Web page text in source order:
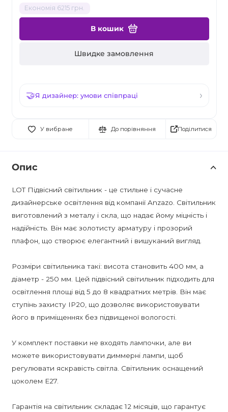
Економія 6215 грн.
В кошик
Швидке замовлення
Я дизайнер: умови співпраці
У вибране До порівняння Поділитися
Опис
LOT Підвісний світильник - це стильне і сучасне
дизайнерське освітлення від компанії Anzazo. Світильник
виготовлений з металу і скла, що надає йому міцність і
надійність. Він має золотисту арматуру і прозорий
плафон, що створює елегантний і вишуканий вигляд.
Розміри світильника такі: висота становить 400 мм, а
діаметр - 250 мм. Цей підвісний світильник підходить для
освітлення площі від 5 до 8 квадратних метрів. Він має
ступінь захисту IP20, що дозволяє використовувати
його в приміщеннях без підвищеної вологості.
У комплект поставки не входять лампочки, але ви
можете використовувати диммерні лампи, щоб
регулювати яскравість світла. Світильник оснащений
цоколем E27.
Гарантія на світильник складає 12 місяців, що гарантує